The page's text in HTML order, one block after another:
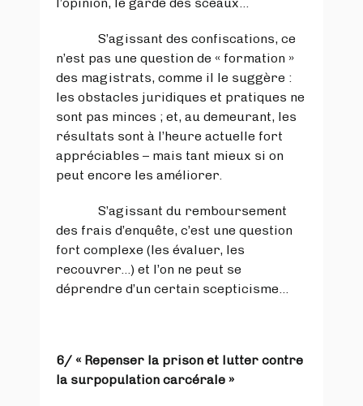
S’agissant des confiscations, ce
n’est pas une question de « formation »
des magistrats, comme il le suggère :
les obstacles juridiques et pratiques ne
sont pas minces ; et, au demeurant, les
résultats sont à l’heure actuelle fort
appréciables – mais tant mieux si on
peut encore les améliorer.
S’agissant du remboursement
des frais d’enquête, c’est une question
fort complexe (les évaluer, les
recouvrer…) et l’on ne peut se
déprendre d’un certain scepticisme…
6/ « Repenser la prison et lutter contre
la surpopulation carcérale »